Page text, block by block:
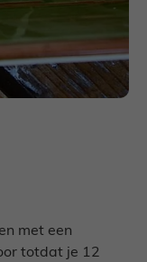
met een
totdat je 12